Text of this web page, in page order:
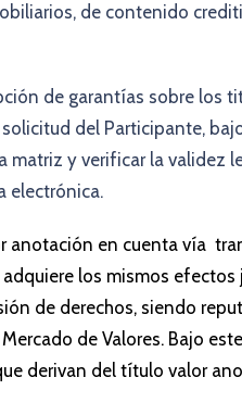
de contenido
de garantías sobre los
del Participante,
matriz y verificar la validez
electrónica.
anotación en cuenta vía
los mismos
de derechos, siendo
de Valores. Bajo
derivan del título valor